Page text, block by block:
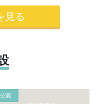
見る
公園